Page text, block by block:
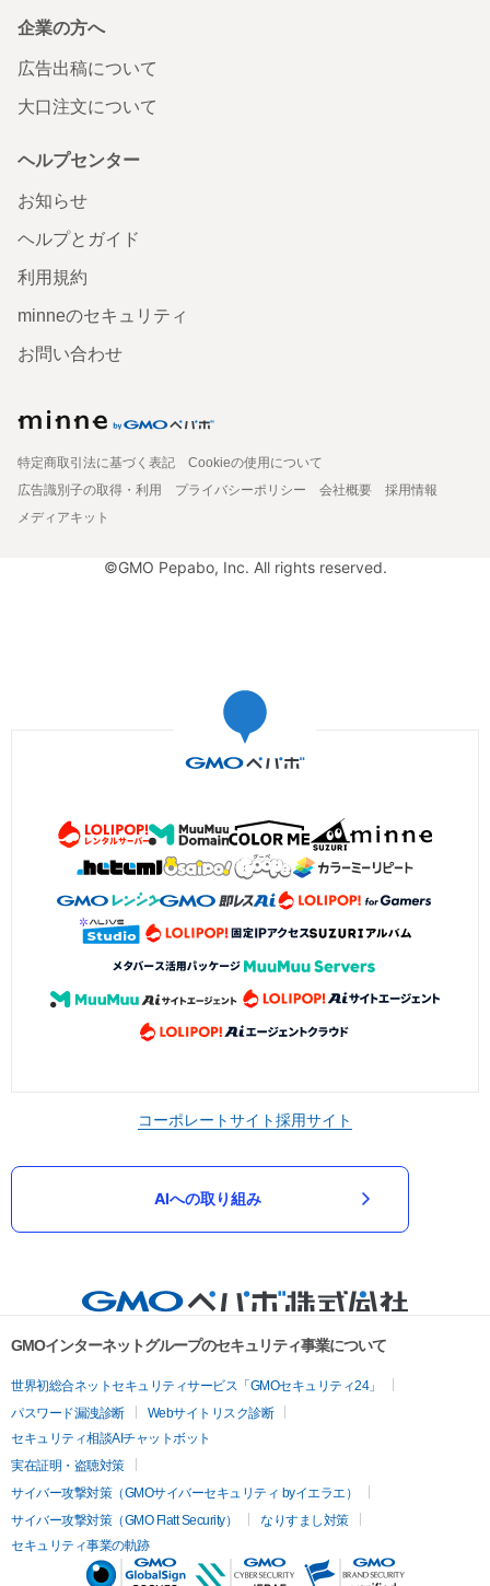
企業の方へ
広告出稿について
大口注文について
ヘルプセンター
お知らせ
ヘルプとガイド
利用規約
minneのセキュリティ
お問い合わせ
特定商取引法に基づく表記
Cookieの使用について
広告識別子の取得・利用
プライバシーポリシー 会社概要
採用情報
メディアキット
©GMO Pepabo, Inc. All rights reserved.
コーポレートサイト採用サイト
AIへの取り組み
GMOインターネットグループのセキュリティ事業について
世界初総合ネットセキュリティサービス「GMOセキュリティ24」
パスワード漏洩診断
Webサイトリスク診断
セキュリティ相談AIチャットボット
実在証明・盗聴対策
サイバー攻撃対策（GMOサイバーセキュリティ byイエラエ）
サイバー攻撃対策（GMO Flatt Security）
なりすまし対策
セキュリティ事業の軌跡